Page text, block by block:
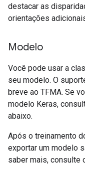
destacar as
orientações
Modelo
Você pode usar a
seu modelo. O
breve ao TFMA. Se
modelo Keras,
abaixo.
Após o treinamento
exportar um modelo
saber mais, consulte